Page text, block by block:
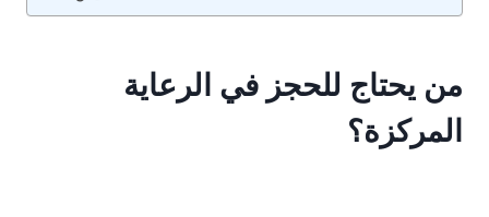
من يحتاج للحجز في الرعاية
المركزة؟